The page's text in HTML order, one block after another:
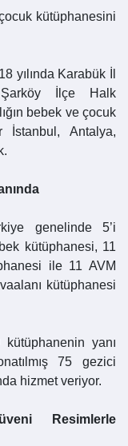
kütüphanesini
yılında Karabük İl
İlçe Halk
bebek ve çocuk
İstanbul, Antalya,
genelinde 5’i
kütüphanesi, 11
ile 11 AVM
kütüphanesi
yanı
75 gezici
hizmet veriyor.
Resimlerle